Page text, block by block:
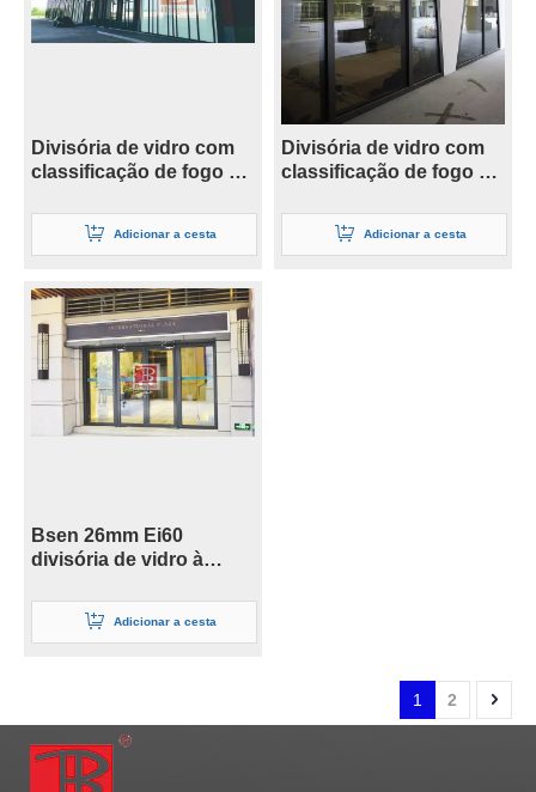
Divisória de vidro com
classificação de fogo de
Adicionar a cesta
Divisória de vidro com
classificação de fogo de
Adicionar a cesta
Bsen 26mm Ei60
divisória de vidro à
Adicionar a cesta
1 2